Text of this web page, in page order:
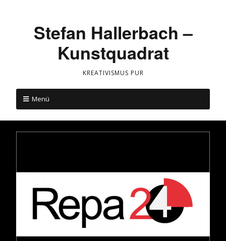
Stefan Hallerbach –
Kunstquadrat
KREATIVISMUS PUR
Menü